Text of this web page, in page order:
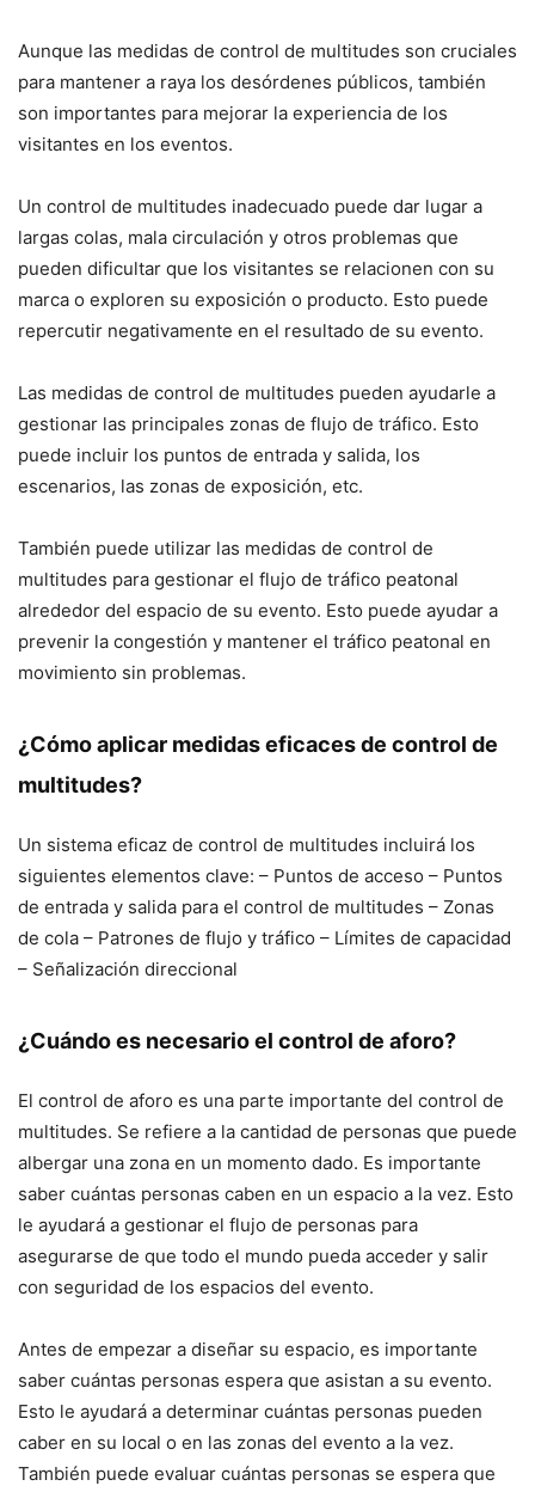
Aunque las medidas de control de multitudes son cruciales
para mantener a raya los desórdenes públicos, también
son importantes para mejorar la experiencia de los
visitantes en los eventos.
Un control de multitudes inadecuado puede dar lugar a
largas colas, mala circulación y otros problemas que
pueden dificultar que los visitantes se relacionen con su
marca o exploren su exposición o producto. Esto puede
repercutir negativamente en el resultado de su evento.
Las medidas de control de multitudes pueden ayudarle a
gestionar las principales zonas de flujo de tráfico. Esto
puede incluir los puntos de entrada y salida, los
escenarios, las zonas de exposición, etc.
También puede utilizar las medidas de control de
multitudes para gestionar el flujo de tráfico peatonal
alrededor del espacio de su evento. Esto puede ayudar a
prevenir la congestión y mantener el tráfico peatonal en
movimiento sin problemas.
¿Cómo aplicar medidas eficaces de control de
multitudes?
Un sistema eficaz de control de multitudes incluirá los
siguientes elementos clave: – Puntos de acceso – Puntos
de entrada y salida para el control de multitudes – Zonas
de cola – Patrones de flujo y tráfico – Límites de capacidad
– Señalización direccional
¿Cuándo es necesario el control de aforo?
El control de aforo es una parte importante del control de
multitudes. Se refiere a la cantidad de personas que puede
albergar una zona en un momento dado. Es importante
saber cuántas personas caben en un espacio a la vez. Esto
le ayudará a gestionar el flujo de personas para
asegurarse de que todo el mundo pueda acceder y salir
con seguridad de los espacios del evento.
Antes de empezar a diseñar su espacio, es importante
saber cuántas personas espera que asistan a su evento.
Esto le ayudará a determinar cuántas personas pueden
caber en su local o en las zonas del evento a la vez.
También puede evaluar cuántas personas se espera que